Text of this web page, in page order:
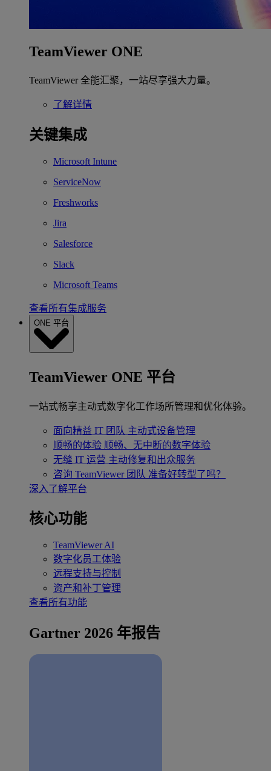
TeamViewer ONE
TeamViewer 全能汇聚，一站尽享强大力量。
了解详情
关键集成
Microsoft Intune
ServiceNow
Freshworks
Jira
Salesforce
Slack
Microsoft Teams
查看所有集成服务
ONE 平台
TeamViewer ONE 平台
一站式畅享主动式数字化工作场所管理和优化体验。
面向精益 IT 团队 主动式设备管理
顺畅的体验 顺畅、无中断的数字体验
无缝 IT 运营 主动修复和出众服务
咨询 TeamViewer 团队 准备好转型了吗？
深入了解平台
核心功能
TeamViewer AI
数字化员工体验
远程支持与控制
资产和补丁管理
查看所有功能
Gartner 2026 年报告